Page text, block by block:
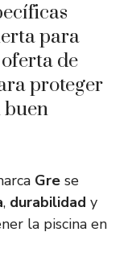
para
de
proteger
buen
Gre se
, durabilidad y
la piscina en